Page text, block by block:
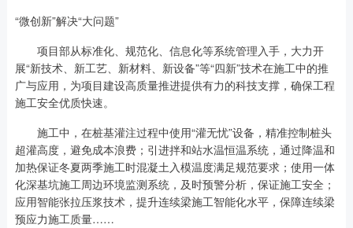
“微创新”解决“大问题”
项目部从标准化、规范化、信息化等系统管理入手，大力开
展“新技术、新工艺、新材料、新设备”等“四新”技术在施工中的推
广与应用，为项目建设高质量推进提供有力的科技支撑，确保工程
施工安全优质快速。
施工中，在桩基灌注过程中使用“灌无忧”设备，精准控制桩头
超灌高度，避免成本浪费；引进拌和站水温恒温系统，通过降温和
加热保证冬夏两季施工时混凝土入模温度满足规范要求；使用一体
化深基坑施工周边环境监测系统，及时预警分析，保证施工安全；
应用智能张拉压浆技术，提升连续梁施工智能化水平，保障连续梁
预应力施工质量……